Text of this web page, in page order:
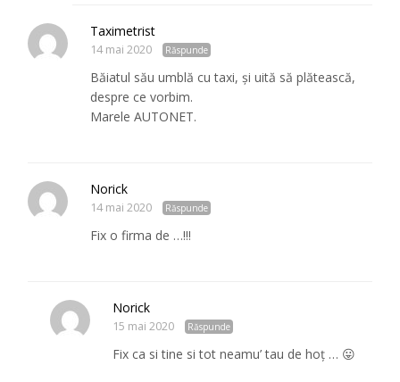
Taximetrist
14 mai 2020 Răspunde
Băiatul său umblă cu taxi, și uită să plătească,
despre ce vorbim.
Marele AUTONET.
Norick
14 mai 2020 Răspunde
Fix o firma de …!!!
Norick
15 mai 2020 Răspunde
Fix ca si tine si tot neamu’ tau de hoț … 😛